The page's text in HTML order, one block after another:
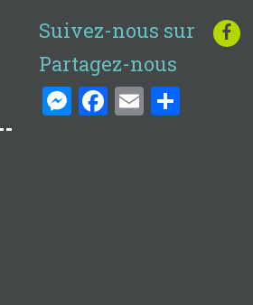
Suivez-nous sur
Partagez-nous
Messenger
Facebook
EmailShare